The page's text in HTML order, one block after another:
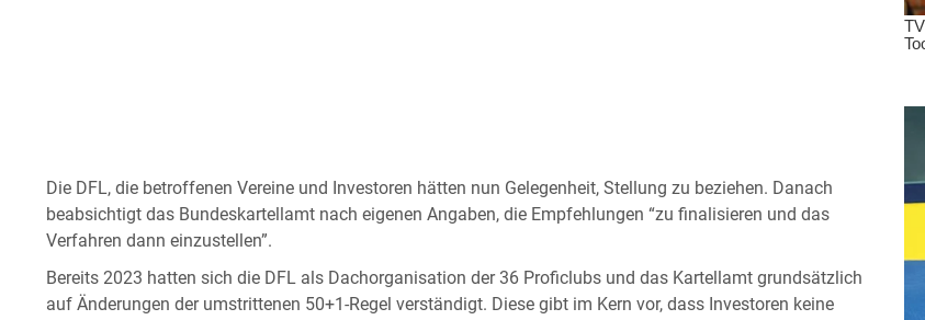
Die DFL, die betroffenen Vereine und Investoren hätten nun Gelegenheit, Stellung zu beziehen. Danach
beabsichtigt das Bundeskartellamt nach eigenen Angaben, die Empfehlungen “zu finalisieren und das
Verfahren dann einzustellen”.
Bereits 2023 hatten sich die DFL als Dachorganisation der 36 Proficlubs und das Kartellamt grundsätzlich
auf Änderungen der umstrittenen 50+1-Regel verständigt. Diese gibt im Kern vor, dass Investoren keine